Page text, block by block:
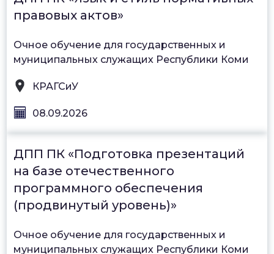
правовых актов»
Очное обучение для государственных и
муниципальных служащих Республики Коми
КРАГСиУ
08.09.2026
ДПП ПК «Подготовка презентаций
на базе отечественного
программного обеспечения
(продвинутый уровень)»
Очное обучение для государственных и
муниципальных служащих Республики Коми